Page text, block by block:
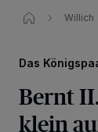
Willich
Das
Bernt
klein